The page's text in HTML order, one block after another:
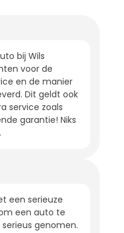
bij Wils
voor de
en de manier
Dit geldt ook
service zoals
garantie! Niks
een serieuze
een auto te
genomen.